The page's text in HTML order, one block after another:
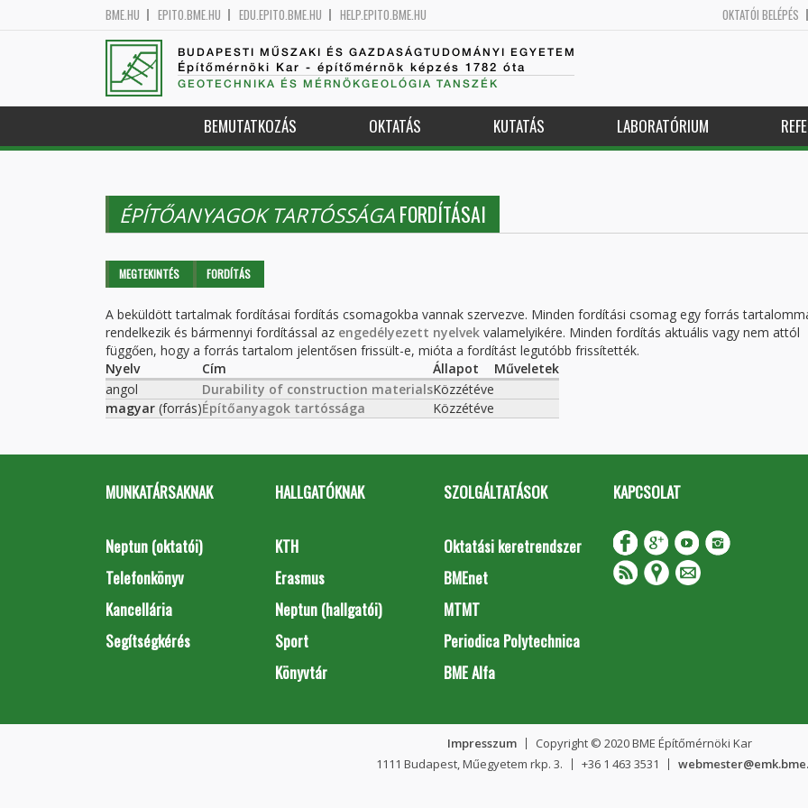
BME.HU EPITO.BME.HU EDU.EPITO.BME.HU HELP.EPITO.BME.HU OKTATÓI BELÉPÉS
BUDAPESTI MŰSZAKI ÉS GAZDASÁGTUDOMÁNYI EGYETEM
Építőmérnöki Kar - építőmérnök képzés 1782 óta
GEOTECHNIKA ÉS MÉRNÖKGEOLÓGIA TANSZÉK
BEMUTATKOZÁS OKTATÁS KUTATÁS LABORATÓRIUM
ÉPÍTŐANYAGOK TARTÓSSÁGA FORDÍTÁSAI
Elsődleges fülek
MEGTEKINTÉS FORDÍTÁS
A beküldött tartalmak fordításai fordítás csomagokba vannak szervezve. Minden fordítási csomag egy forrás
rendelkezik és bármennyi fordítással az engedélyezett nyelvek valamelyikére. Minden fordítás aktuális vagy nem attól
függően, hogy a forrás tartalom jelentősen frissült-e, mióta a fordítást legutóbb frissítették.
Nyelv
Cím Állapot
Műveletek
angol
Durability of construction materialsKözzétéve
magyar (forrás)Építőanyagok tartóssága Közzétéve
MUNKATÁRSAKNAK
Neptun (oktatói)
Telefonkönyv
Kancellária
Segítségkérés
HALLGATÓKNAK
KTH
Erasmus
Neptun (hallgatói)
Sport
Könyvtár
SZOLGÁLTATÁSOK
Oktatási keretrendszer
BMEnet
MTMT
Periodica Polytechnica
BME Alfa
KAPCSOLAT
Impresszum
Copyright © 2020 BME Építőmérnöki Kar
1111 Budapest, Műegyetem rkp. 3.
+36 1 463 3531